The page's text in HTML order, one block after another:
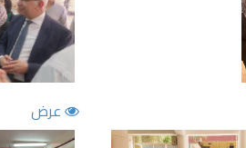
عرض